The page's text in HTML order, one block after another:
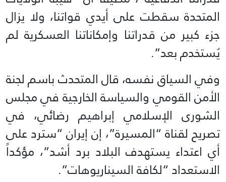
المتحدة سقطت على أيدي قواتنا، ولا يزال
جزء كبير من قدراتنا وإمكاناتنا العسكرية لم
يُستخدم بعد”.
وفي السياق نفسه، قال المتحدث باسم لجنة
الأمن القومي والسياسة الخارجية في مجلس
الشورى الإسلامي إبراهيم رضائي، في
تصريح لقناة “المسيرة”، إن إيران “سترد على
أي اعتداء يستهدف البلاد برد أشد”، مؤكداً
الاستعداد “لكافة السيناريوهات”.